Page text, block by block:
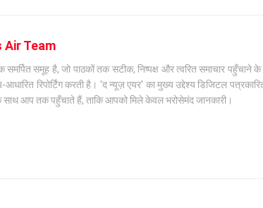
Air Team
समूह है, जो पाठकों तक सटीक, निष्पक्ष और त्वरित समाचार पहुँचाने के
रिपोर्टिंग करती है। 'द न्यूज़ एयर' का मुख्य उद्देश्य डिजिटल
साथ आप तक पहुँचाते हैं, ताकि आपको मिले केवल भरोसेमंद जानकारी।